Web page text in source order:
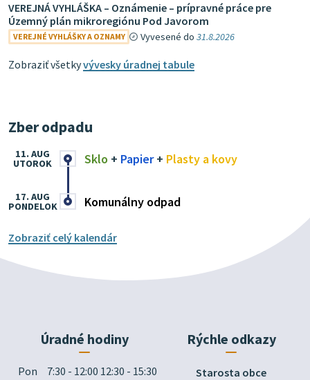
VEREJNÁ VYHLÁŠKA – Oznámenie – prípravné práce pre
Územný plán mikroregiónu Pod Javorom
VEREJNÉ VYHLÁŠKY A OZNAMY Vyvesené do31.8.2026
Zobraziť všetkyvývesky úradnej tabule
Zber odpadu
Sklo + Papier+ Plasty a kovy
11. AUG
UTOROK
Komunálny odpad
17. AUG
PONDELOK
Zobraziť celý kalendár
Úradné hodiny
Pon
7:30 - 12:00 12:30 - 15:30
Rýchle odkazy
Starosta obce